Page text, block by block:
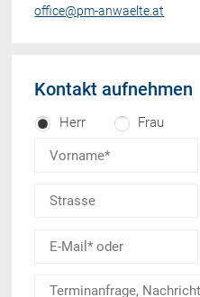
office@pm-anwaelte.at
Kontakt aufnehmen
Herr Frau